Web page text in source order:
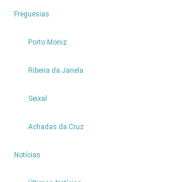
Freguesias
Porto Moniz
Ribeira da Janela
Seixal
Achadas da Cruz
Notícias
CONTACTOS